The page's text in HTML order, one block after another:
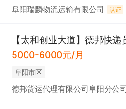
阜阳瑞麟物流运输有限公司 认证
5000-6000元/月
阜阳市区
德邦货运代理有限公司阜阳分公司